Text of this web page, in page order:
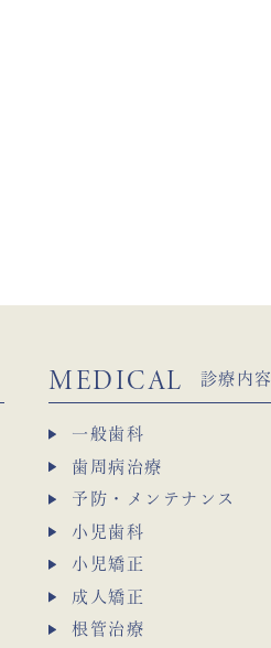
MEDICAL 診療内容
一般歯科
歯周病治療
予防・メンテナンス
小児歯科
小児矯正
成人矯正
根管治療